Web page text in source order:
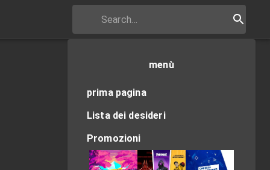
menù
prima pagina
Lista dei desideri
Promozioni